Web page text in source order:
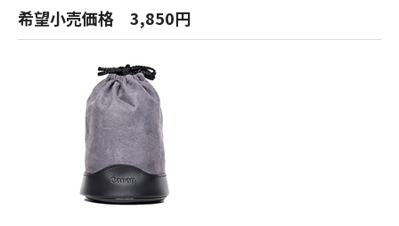
希望小売価格 3,850円